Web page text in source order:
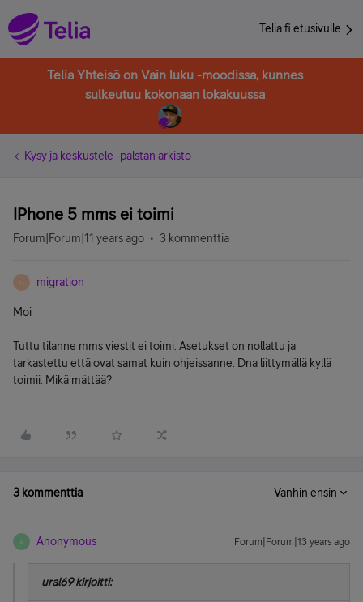
Telia.fi etusivulle
Telia Yhteisö on Vain luku -moodissa, kunnes
sulkeutuu kokonaan lokakuussa
Kysy ja keskustele -palstan arkisto
IPhone 5 mms ei toimi
Forum|Forum|11 years ago 3 kommenttia
M migration
Moi
Tuttu tilanne mms viestit ei toimi. Asetukset on nollattu ja
tarkastettu että ovat samat kuin ohjeissanne. Dna liittymällä kyllä
toimii. Mikä mättää?
3 kommenttia Vanhin ensin
A Anonymous Forum|Forum|13 years ago
ural69 kirjoitti: